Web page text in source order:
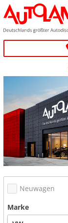
Neuwagen
Marke